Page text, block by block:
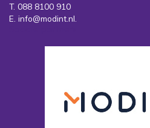
T. 088 8100 910
E. info@modint.nl.